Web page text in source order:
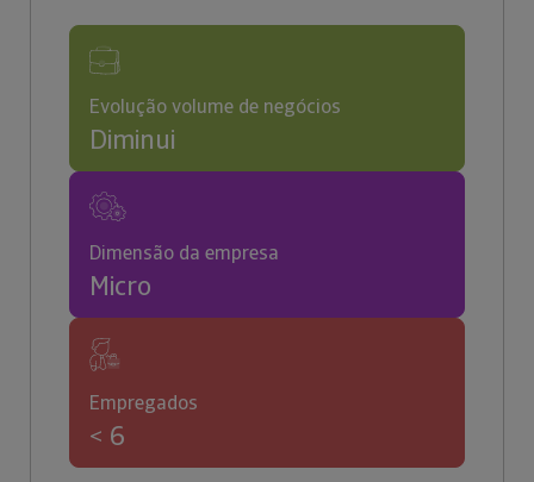
Evolução volume de negócios
Diminui
Dimensão da empresa
Micro
Empregados
< 6